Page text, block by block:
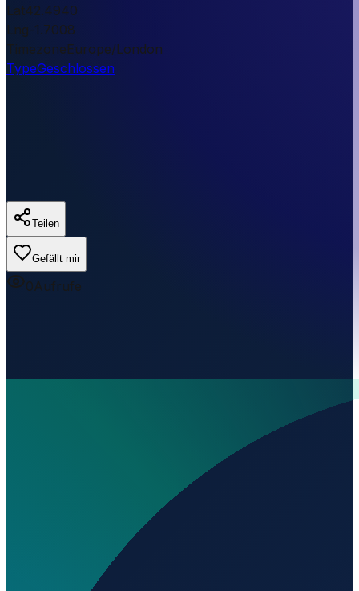
Lat42.4940
Lng-1.7008
TimezoneEurope/London
TypeGeschlossen
Teilen
Gefällt mir
0Aufrufe